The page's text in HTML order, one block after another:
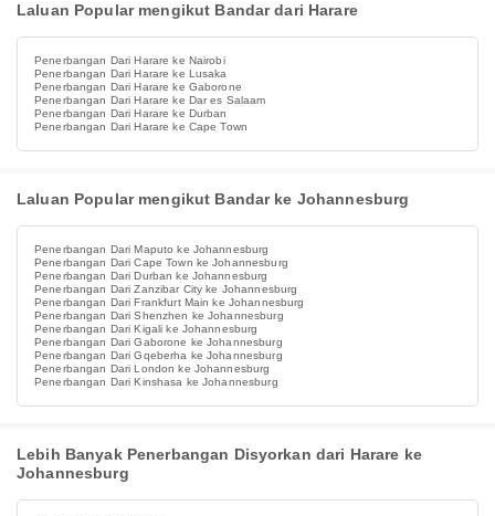
Laluan Popular mengikut Bandar dari Harare
Penerbangan Dari Harare ke Nairobi
Penerbangan Dari Harare ke Lusaka
Penerbangan Dari Harare ke Gaborone
Penerbangan Dari Harare ke Dar es Salaam
Penerbangan Dari Harare ke Durban
Penerbangan Dari Harare ke Cape Town
Laluan Popular mengikut Bandar ke Johannesburg
Penerbangan Dari Maputo ke Johannesburg
Penerbangan Dari Cape Town ke Johannesburg
Penerbangan Dari Durban ke Johannesburg
Penerbangan Dari Zanzibar City ke Johannesburg
Penerbangan Dari Frankfurt Main ke Johannesburg
Penerbangan Dari Shenzhen ke Johannesburg
Penerbangan Dari Kigali ke Johannesburg
Penerbangan Dari Gaborone ke Johannesburg
Penerbangan Dari Gqeberha ke Johannesburg
Penerbangan Dari London ke Johannesburg
Penerbangan Dari Kinshasa ke Johannesburg
Lebih Banyak Penerbangan Disyorkan dari Harare ke
Johannesburg